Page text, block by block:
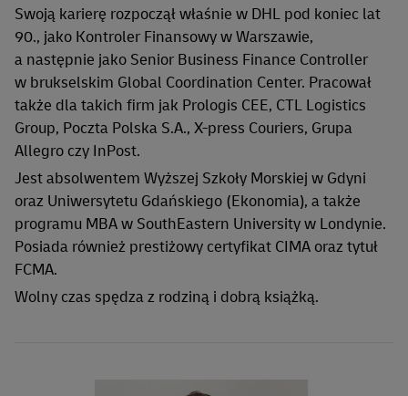
Swoją karierę rozpoczął właśnie w DHL pod koniec lat
90., jako Kontroler Finansowy w Warszawie,
a następnie jako Senior Business Finance Controller
w brukselskim Global Coordination Center. Pracował
także dla takich firm jak Prologis CEE, CTL Logistics
Group, Poczta Polska S.A., X-press Couriers, Grupa
Allegro czy InPost.
Jest absolwentem Wyższej Szkoły Morskiej w Gdyni
oraz Uniwersytetu Gdańskiego (Ekonomia), a także
programu MBA w SouthEastern University w Londynie.
Posiada również prestiżowy certyfikat CIMA oraz tytuł
FCMA.
Wolny czas spędza z rodziną i dobrą książką.